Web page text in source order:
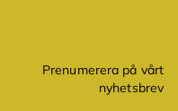
Prenumerera på vårt
nyhetsbrev